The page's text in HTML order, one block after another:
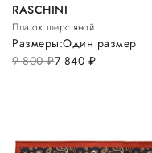
RASCHINI
Платок шерстяной
9 800руб.7 840 руб.
Размеры:Один размер